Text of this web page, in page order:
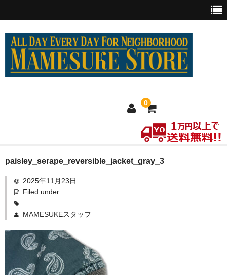
0
ホーム
MEXICO買い付け
新商品
全商品（ウェア）
Tシャツ
paisley_serape_reversible_jacket_gray_3
2025年11月23日
Filed under:
MAMESUKEスタッフ